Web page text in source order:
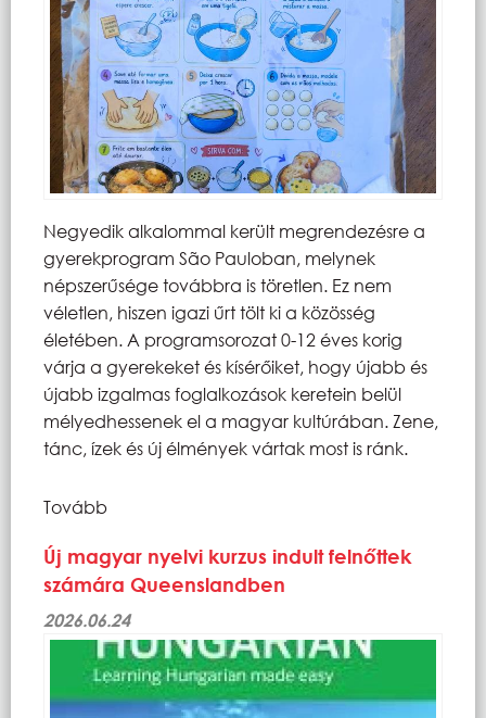
Negyedik alkalommal került megrendezésre a
gyerekprogram São Pauloban, melynek
népszerűsége továbbra is töretlen. Ez nem
véletlen, hiszen igazi űrt tölt ki a közösség
életében. A programsorozat 0-12 éves korig
várja a gyerekeket és kísérőiket, hogy újabb és
újabb izgalmas foglalkozások keretein belül
mélyedhessenek el a magyar kultúrában. Zene,
tánc, ízek és új élmények vártak most is ránk.
Tovább
Új magyar nyelvi kurzus indult felnőttek
számára Queenslandben
2026.06.24